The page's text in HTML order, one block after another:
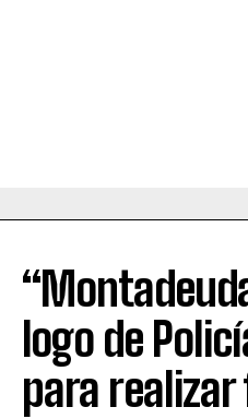
logo de
para realizar